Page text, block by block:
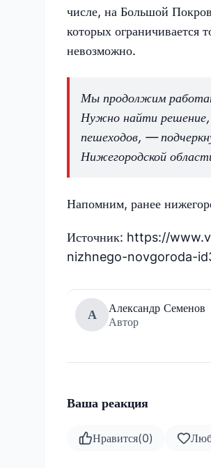
числе, на Большой
которых ограничивается
невозможно.
Мы продолжим
Нужно найти решение,
пешеходов, —
Нижегородской
Напомним, ранее
Источник: https://
nizhnego-novgoroda-
А
Александр Семенов
Автор
Ваша реакция
Нравится(0)